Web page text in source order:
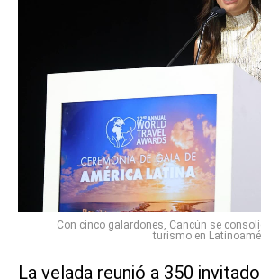
Con cinco galardones, Cancún se
turismo en
La velada reunió a 350